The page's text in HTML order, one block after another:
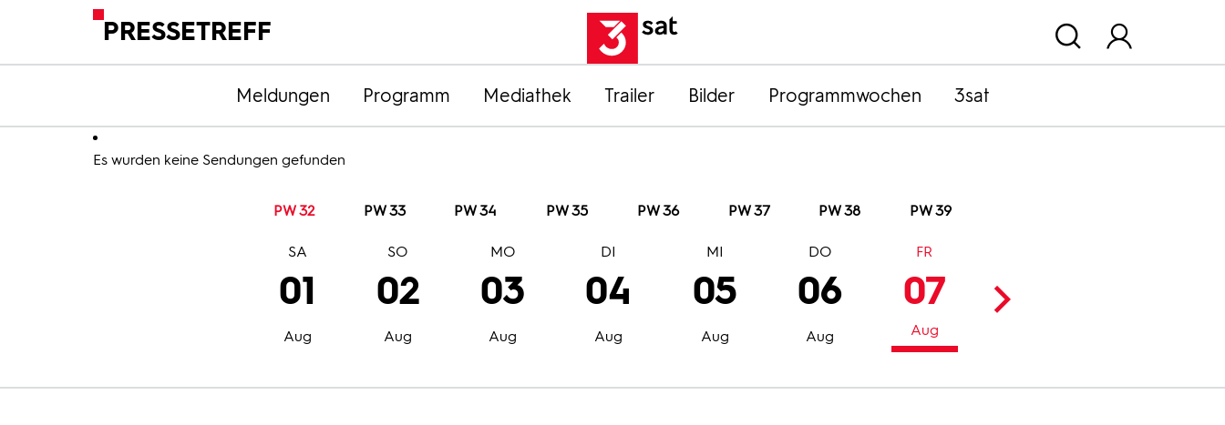
PRESSETREFF
Meldungen Programm Mediathek Trailer Bilder Programmwochen 3sat
Es wurden keine Sendungen gefunden
PW 32 PW 33 PW 34 PW 35 PW 36 PW 37 PW 38 PW 39
01
Aug
SA
02
Aug
SO
03
Aug
MO
04
Aug
DI
05
Aug
MI
06
Aug
DO
07
Aug
FR
08